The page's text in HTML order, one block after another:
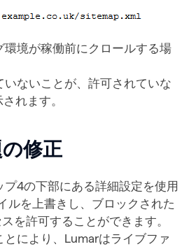
環境が稼働前にクロールする場
いないことが、許可されていな
れます。
修正
プ4の下部にある詳細設定を使用
ルを上書きし、ブロックされた
を許可することができます。
とにより、Lumarはライブファ